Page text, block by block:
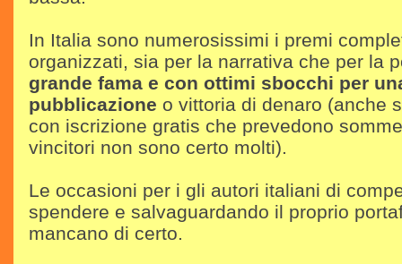
In Italia sono numerosissimi i premi
organizzati, sia per la narrativa che per la
grande fama e con ottimi sbocchi per
pubblicazione o vittoria di denaro (anche
con iscrizione gratis che prevedono
vincitori non sono certo molti).
Le occasioni per i gli autori italiani di
spendere e salvaguardando il proprio
mancano di certo.